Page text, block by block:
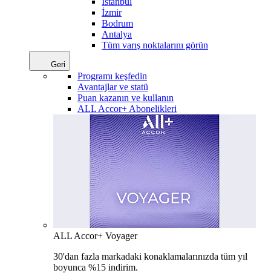
İzmir
Bodrum
Antalya
Tüm varış noktalarını görün
Geri
Programı keşfedin
Avantajlar ve statü
Puan kazanın ve kullanın
ALL Accor+ Abonelikleri
ALL Accor+ Voyager
30'dan fazla markadaki konaklamalarınızda tüm yıl
boyunca %15 indirim.